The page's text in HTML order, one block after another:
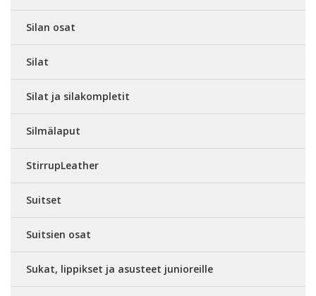
Silan osat
Silat
Silat ja silakompletit
Silmälaput
StirrupLeather
Suitset
Suitsien osat
Sukat, lippikset ja asusteet junioreille